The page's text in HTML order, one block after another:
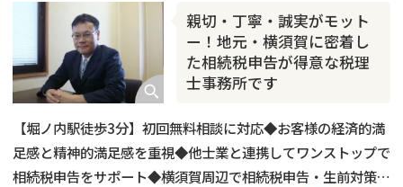
相続人調査
相続財産調査
相続トラブル
親切・丁寧・誠実がモット
ー！地元・横須賀に密着し
た相続税申告が得意な税理
士事務所です
【堀ノ内駅徒歩3分】初回無料相談に対応◆お客様の経済的満
足感と精神的満足感を重視◆他士業と連携してワンストップで
相続税申告をサポート◆横須賀周辺で相続税申告・生前対策を